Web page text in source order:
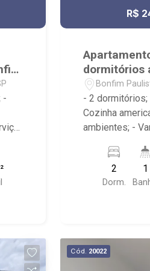
-
R$
dormitórios
Paulista
Bonfim
- 2 dormitórios;
Cozinha americana; -
ambientes; - Varanda; - Área de serviço;
Campo de
Próximo à
Grama
2
Dorm.
1
Cód. 20022